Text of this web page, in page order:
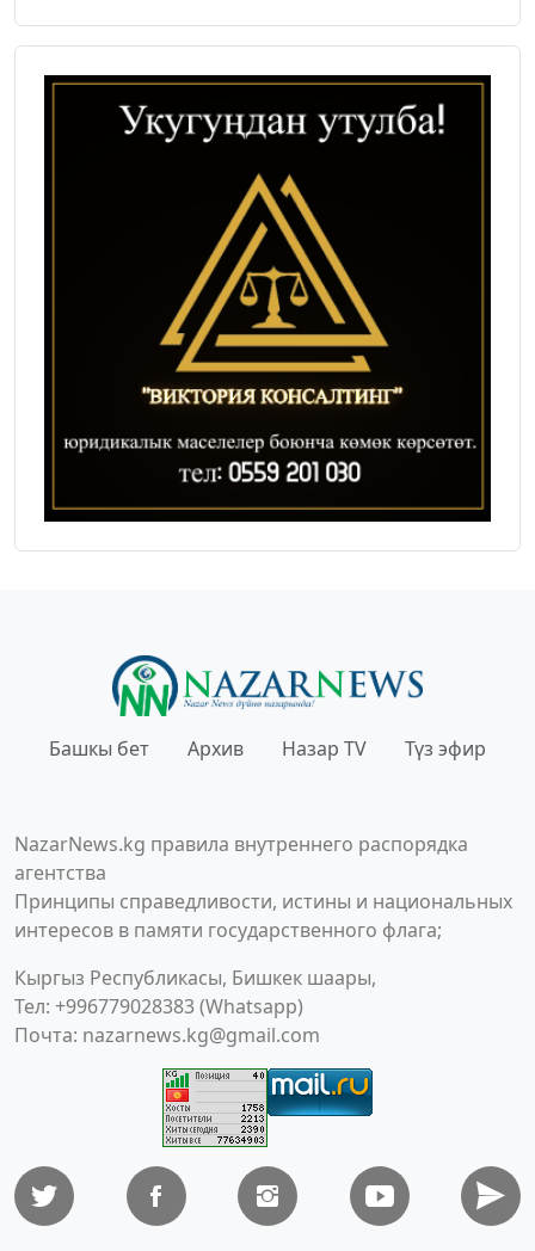
Башкы бет Архив Назар TV Түз эфир
NazarNews.kg правила внутреннего распорядка
агентства
Принципы справедливости, истины и национальных
интересов в памяти государственного флага;
Кыргыз Республикасы, Бишкек шаары,
Тел: +996779028383 (Whatsapp)
Почта: nazarnews.kg@gmail.com